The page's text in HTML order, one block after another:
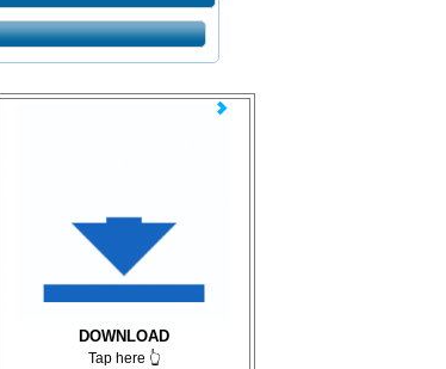
DOWNLOAD
Tap here 👆